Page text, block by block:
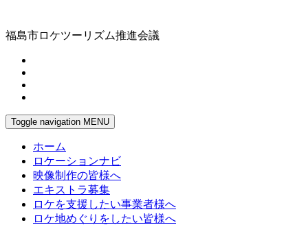
福島市ロケツーリズム推進会議
Toggle navigation MENU
ホーム
ロケーションナビ
映像制作の皆様へ
エキストラ募集
ロケを支援したい事業者様へ
ロケ地めぐりをしたい皆様へ